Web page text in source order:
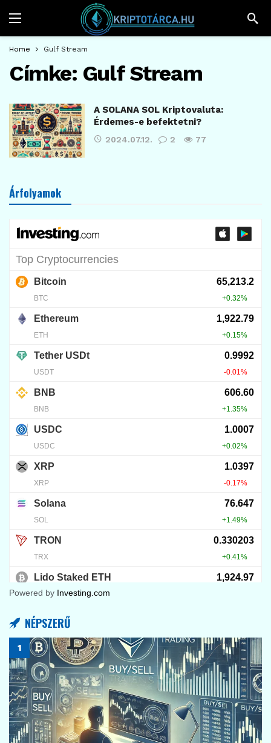
Home Gulf Stream
Címke: Gulf Stream
A SOLANA SOL Kriptovaluta:
Érdemes-e befektetni?
2024.07.12. 2 77
Árfolyamok
Powered by Investing.com
NÉPSZERŰ